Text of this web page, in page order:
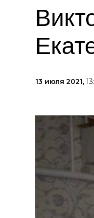
13 июля 2021,